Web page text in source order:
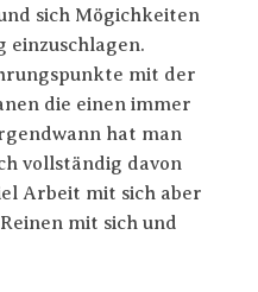
sich Mögichkeiten
einzuschlagen.
mit der
die einen immer
hat man
vollständig davon
Arbeit mit sich aber
mit sich und